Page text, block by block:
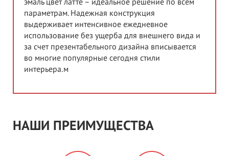
эмаль цвет латте – идеальное решение по всем
параметрам. Надежная конструкция
выдерживает интенсивное ежедневное
использование без ущерба для внешнего вида и
за счет презентабельного дизайна вписывается
во многие популярные сегодня стили
интерьера.м
НАШИ ПРЕИМУЩЕСТВА